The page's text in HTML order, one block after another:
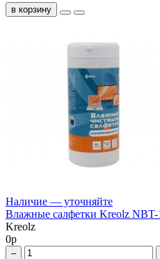
в корзину
Наличие — уточняйте
Влажные салфетки Kreolz NBT-
Kreolz
0р
–